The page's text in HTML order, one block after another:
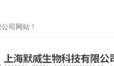
司网站！